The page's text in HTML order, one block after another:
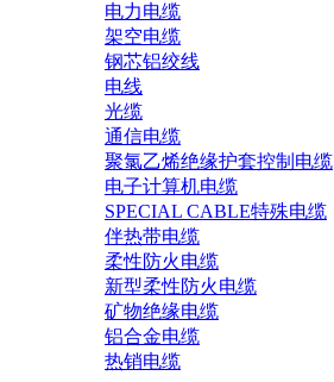
电力电缆
架空电缆
钢芯铝绞线
电线
光缆
通信电缆
聚氯乙烯绝缘护套控制电缆
电子计算机电缆
SPECIAL CABLE特殊电缆
伴热带电缆
柔性防火电缆
新型柔性防火电缆
矿物绝缘电缆
铝合金电缆
热销电缆